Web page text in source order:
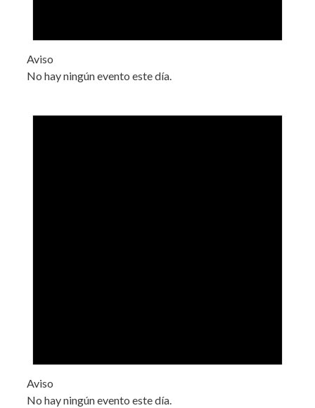
Aviso
No hay ningún evento este día.
Aviso
No hay ningún evento este día.